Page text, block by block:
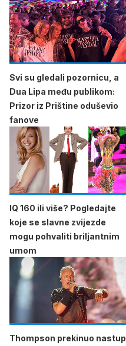
Svi su gledali pozornicu, a
Dua Lipa među publikom:
Prizor iz Prištine oduševio
fanove
IQ 160 ili više? Pogledajte
koje se slavne zvijezde
mogu pohvaliti briljantnim
umom
Thompson prekinuo nastup